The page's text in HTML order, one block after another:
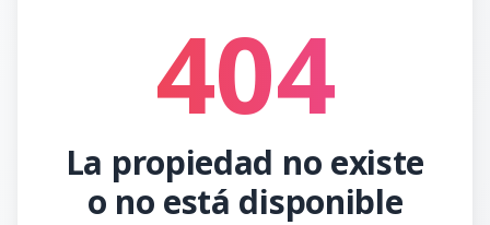
404
La propiedad no existe
o no está disponible